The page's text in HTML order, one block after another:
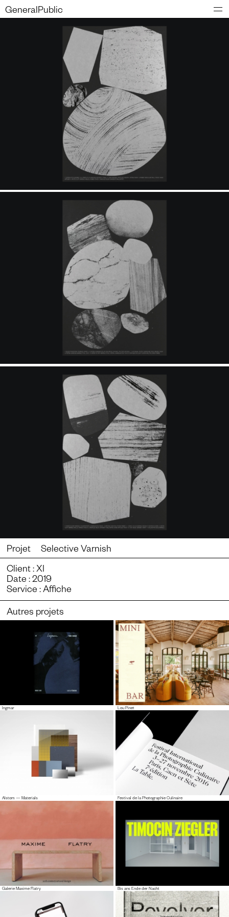
GeneralPublic
Projet Selective Varnish
Client : XI
Date : 2019
Service : Affiche
Autres projets
Ingmar Lou Pinet
Alstom — Materials Festival de la Photographie Culinaire
Galerie Maxime Flatry Bis ans Ende der Nacht